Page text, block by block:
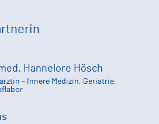
Hannelore Hösch
– Innere Medizin, Geriatrie,